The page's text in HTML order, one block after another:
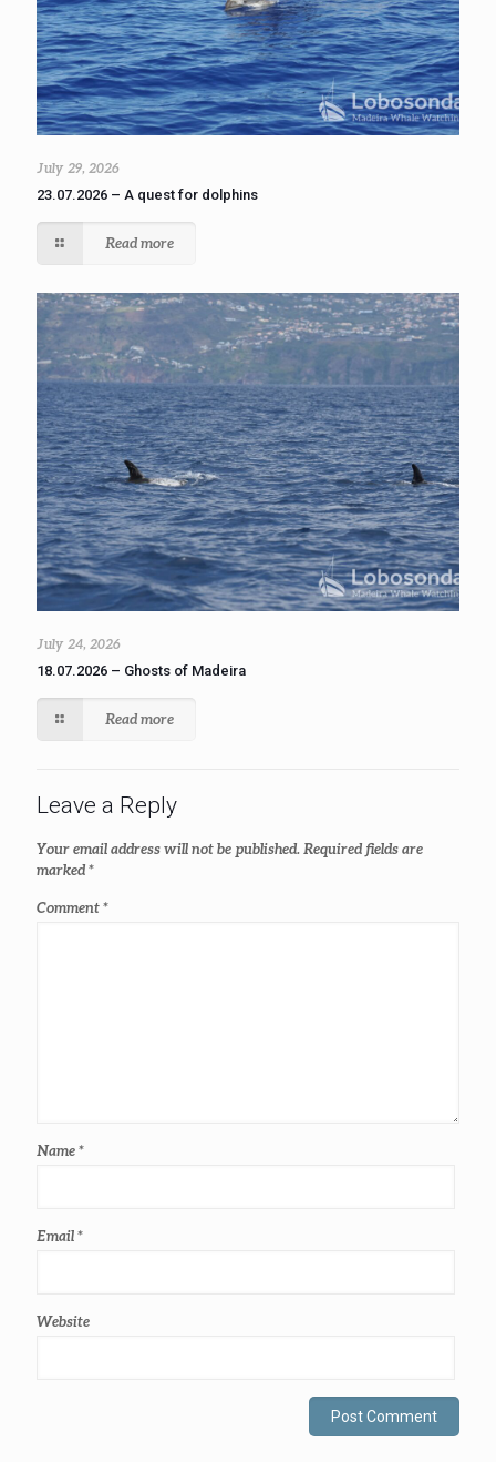
July 29, 2026
23.07.2026 – A quest for dolphins
Read more
July 24, 2026
18.07.2026 – Ghosts of Madeira
Read more
Leave a Reply
Your email address will not be published. Required fields are
marked*
Comment*
Name*
Email*
Website